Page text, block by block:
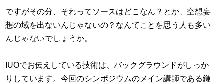
ですがその分、それってソースはどこなん？とか、空想妄
想の域を出ないんじゃないの？なんてことを思う人も多い
んじゃないでしょうか。
IUOでお伝えしている技術は、バックグラウンドがしっか
りしています。今回のシンポジウムのメイン講師である鎌